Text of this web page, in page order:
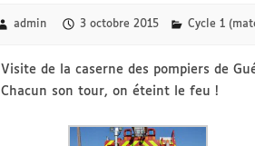
admin 3 octobre 2015 Cycle 1
Visite de la caserne des pompiers de
Chacun son tour, on éteint le feu !